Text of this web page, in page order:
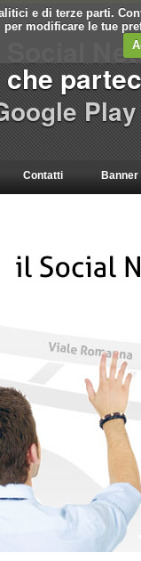
e di terze parti.
per modificare le tue
Contatti Banner
Social
Play